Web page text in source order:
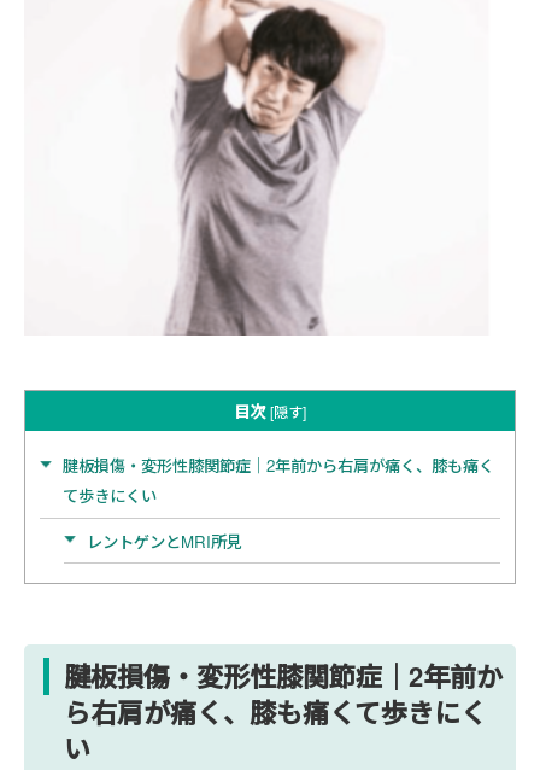
目次 [隠す]
腱板損傷・変形性膝関節症｜2年前から右肩が痛く、膝も痛く
て歩きにくい
レントゲンとMRI所見
腱板損傷・変形性膝関節症｜2年前か
ら右肩が痛く、膝も痛くて歩きにく
い